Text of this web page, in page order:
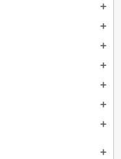
add
add
add
add
add
add
add
add